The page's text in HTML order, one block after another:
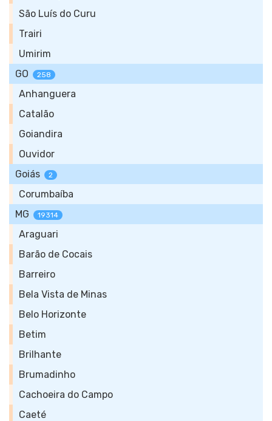
São Luís do Curu
Trairi
Umirim
GO
258
Anhanguera
Catalão
Goiandira
Ouvidor
Goiás
2
Corumbaíba
MG
19314
Araguari
Barão de Cocais
Barreiro
Bela Vista de Minas
Belo Horizonte
Betim
Brilhante
Brumadinho
Cachoeira do Campo
Caeté